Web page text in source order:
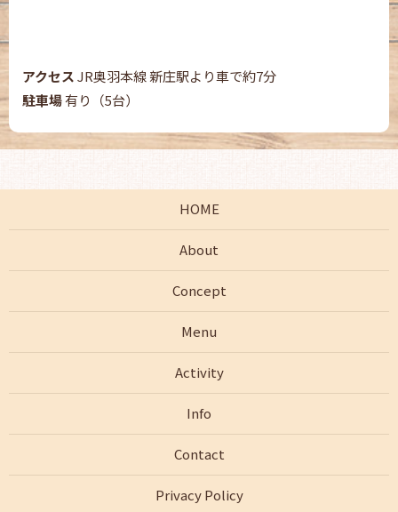
アクセスJR奥羽本線 新庄駅より車で約7分
駐車場有り（5台）
HOME
About
Concept
Menu
Activity
Info
Contact
Privacy Policy